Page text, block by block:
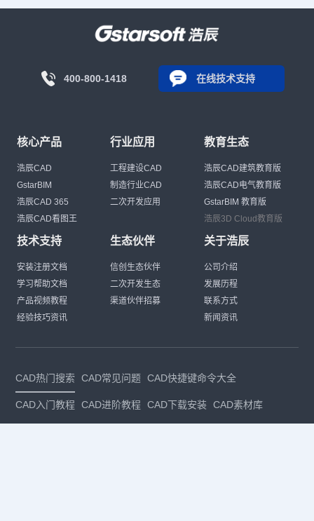
400-800-1418 在线技术支持
核心产品
浩辰CAD
GstarBIM
浩辰CAD 365
浩辰CAD看图王
行业应用
工程建设CAD
制造行业CAD
二次开发应用
教育生态
浩辰CAD建筑教育版
浩辰CAD电气教育版
GstarBIM 教育版
浩辰3D Cloud教育版
技术支持
安装注册文档
学习帮助文档
产品视频教程
经验技巧资讯
生态伙伴
信创生态伙伴
二次开发生态
渠道伙伴招募
关于浩辰
公司介绍
发展历程
联系方式
新闻资讯
CAD热门搜索 CAD常见问题 CAD快捷键命令大全
CAD入门教程 CAD进阶教程 CAD下载安装 CAD素材库